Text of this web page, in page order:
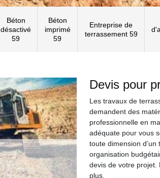
Béton
désactivé
59
Béton
imprimé
59
Entreprise de
terrassement 59
Devis pour
Les travaux de
demandent des
professionnelle en
adéquate pour vous
toute dimension
organisation
devis de votre projet.
plus.